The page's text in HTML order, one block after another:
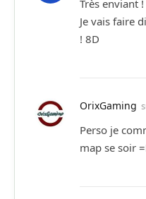
Très enviant !
Je vais faire
! 8D
OrixGaming
Perso je
map se soir